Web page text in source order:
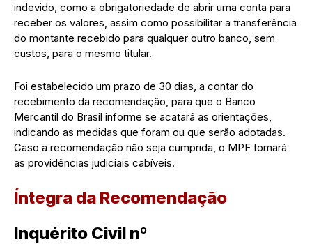
indevido, como a obrigatoriedade de abrir uma conta para
receber os valores, assim como possibilitar a transferência
do montante recebido para qualquer outro banco, sem
custos, para o mesmo titular.
Foi estabelecido um prazo de 30 dias, a contar do
recebimento da recomendação, para que o Banco
Mercantil do Brasil informe se acatará as orientações,
indicando as medidas que foram ou que serão adotadas.
Caso a recomendação não seja cumprida, o MPF tomará
as providências judiciais cabíveis.
Íntegra da Recomendação
Inquérito Civil nº